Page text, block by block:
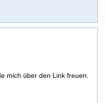
mich über den Link freuen.